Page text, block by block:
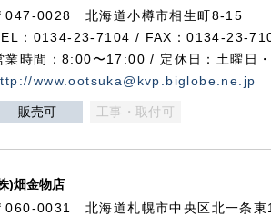
047-0028 北海道小樽市相生町8-15
：0134-23-7104 / FAX：0134-23-
業時間：8:00〜17:00 / 定休日：土曜日
www.ootsuka@kvp.biglobe.ne.jp
販売可 工事・取付可
)畑金物店
060-0031 北海道札幌市中央区北一条東